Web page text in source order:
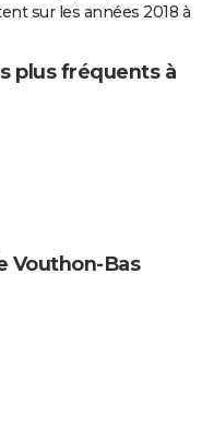
sur les années 2018 à
plus fréquents à
Vouthon-Bas